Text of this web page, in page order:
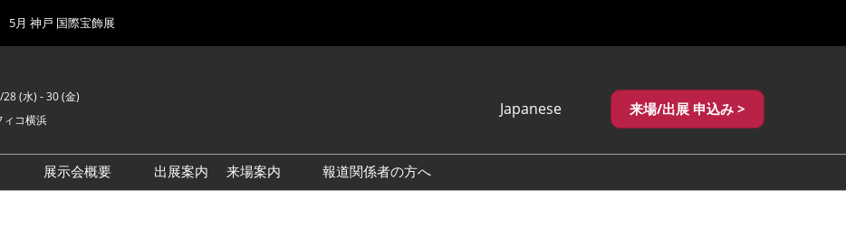
5月 神戸 国際宝飾展
(水) - 30 (金)
ィコ横浜
Japanese
繁體中文
来場/出展 申込み >
展示会概要
出展案内
来場案内
報道関係者の方へ